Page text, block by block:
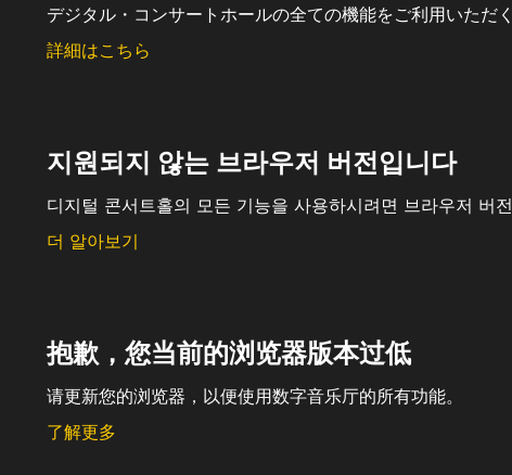
デジタル・コンサートホールの全ての機能をご利用いただ
詳細はこちら
지원되지 않는 브라우저 버전입니다
디지털 콘서트홀의 모든 기능을 사용하시려면 브라우저 버
더 알아보기
抱歉，您当前的浏览器版本过低
请更新您的浏览器，以便使用数字音乐厅的所有功能。
了解更多